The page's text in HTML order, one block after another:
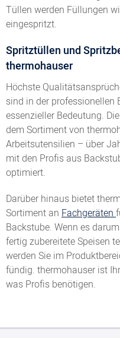
Tüllen werden Füllungen
eingespritzt.
Spritztüllen und
thermohauser
Höchste
sind in der professionellen
essenzieller Bedeutung. Die
dem Sortiment von
Arbeitsutensilien – über
mit den Profis aus
optimiert.
Darüber hinaus bietet
Sortiment an Fachgeräten
Backstube. Wenn es
fertig zubereitete Speisen
werden Sie im
fündig. thermohauser ist
was Profis benötigen.